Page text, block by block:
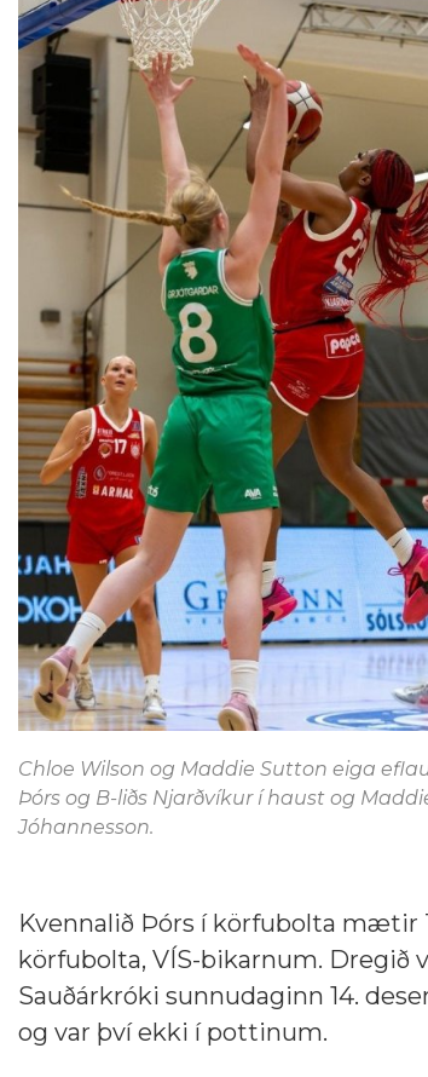
Chloe Wilson og Maddie Sutton eiga
Þórs og B-liðs Njarðvíkur í haust og
Jóhannesson.
Kvennalið Þórs í körfubolta mætir
körfubolta, VÍS-bikarnum. Dregið
Sauðárkróki sunnudaginn 14.
og var því ekki í pottinum.